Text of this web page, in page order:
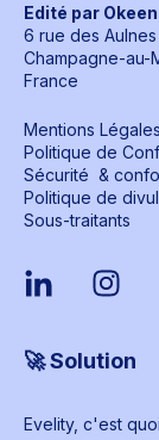
Edité par
6 rue des Aulnes
Champagne-au-
France
Mentions Légales
Politique de
Sécurité &
Politique de
Sous-traitants
🚀 Solution
Evelity, c'est